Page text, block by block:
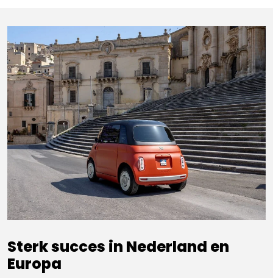
Sterk succes in Nederland en
Europa